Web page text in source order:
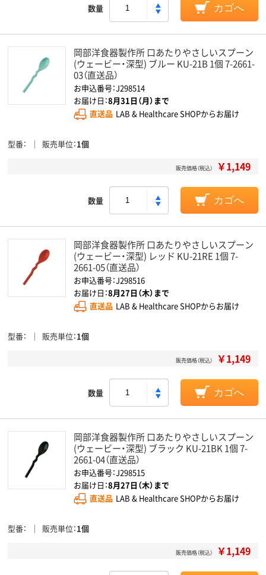
数量 カゴへ
岡部洋食器製作所 口あたりやさしいスプーン
(ウェービー・深型) ブルー KU-21B 1個 7-2661-
03（直送品）
お申込番号：J298514
お届け日：8月31日（月）まで
直送品 LAB & Healthcare SHOPからお届け
型番 販売単位 1個
販売価格（税込） ￥1,149
数量 カゴへ
岡部洋食器製作所 口あたりやさしいスプーン
(ウェービー・深型) レッド KU-21RE 1個 7-
2661-05（直送品）
お申込番号：J298516
お届け日：8月27日（木）まで
直送品 LAB & Healthcare SHOPからお届け
型番 販売単位 1個
販売価格（税込） ￥1,149
数量 カゴへ
岡部洋食器製作所 口あたりやさしいスプーン
(ウェービー・深型) ブラック KU-21BK 1個 7-
2661-04（直送品）
お申込番号：J298515
お届け日：8月27日（木）まで
直送品 LAB & Healthcare SHOPからお届け
型番 販売単位 1個
販売価格（税込） ￥1,149